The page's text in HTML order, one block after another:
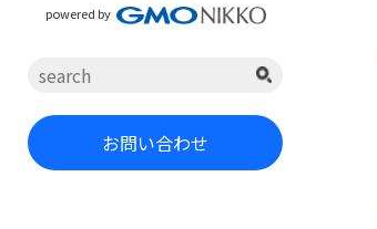
powered by
お問い合わせ